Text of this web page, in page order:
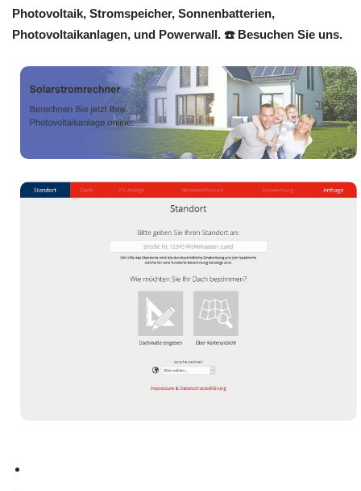
Photovoltaik, Stromspeicher, Sonnenbatterien,
Photovoltaikanlagen, und Powerwall. ☎️ Besuchen Sie uns.